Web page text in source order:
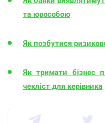
та юрособою
Як позбутися
Як тримати бізнес
чекліст для керівника